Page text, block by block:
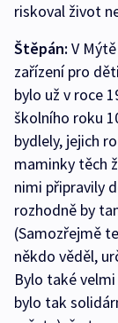
riskoval život
Štěpán: V
zařízení pro
bylo už v roce
školního roku
bydlely, jejich
maminky těch
nimi připravily
rozhodně by
(Samozřejmě
někdo věděl,
Bylo také
bylo tak